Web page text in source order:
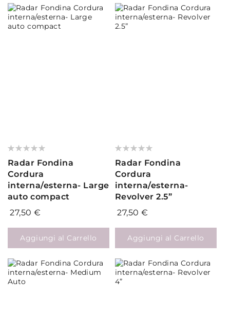
Valutazione:
Radar Fondina
Cordura
interna/esterna- Large
auto compact
27,50 €
Aggiungi al Carrello
Valutazione:
Radar Fondina
Cordura
interna/esterna-
Revolver 2.5”
27,50 €
Aggiungi al Carrello